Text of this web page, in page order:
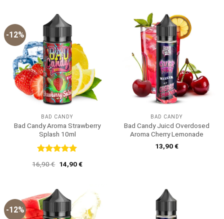
-12%
BAD CANDY
Bad Candy Aroma Strawberry
Splash 10ml
mit 5 von
16,90€ Ursprünglicher
Preis
14,90€Aktueller
BAD CANDY
Bad Candy Juicd Overdosed
Aroma Cherry Lemonade
13,90€
-12%